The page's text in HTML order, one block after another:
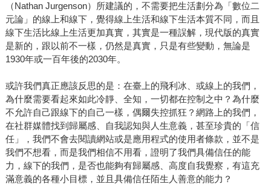
（Nathan Jurgenson）所建議的，不需要把生活劃分為「數位二
元論」的線上和線下，覺得線上生活和線下生活本質不同，而且
線下生活比線上生活更加真實，其實是一種誤解，現代版的真實
是新的，跟以前不一樣，仍然是真實，只是有些變動，無論是
1930年或一百年後的2030年。
或許我們真正應該反思的是：在臺上的飛利冰、或線上的我們，
為什麼需要看起來如此冷靜、全知，一切都在控制之中？為什麼
不允許自己跟線下的自己一樣，偶爾失控抓狂？網路上的我們，
在社群媒體找到歸屬感、自我認知與人生意義，甚至珍貴的「信
任」，我們不會去閱讀網站或是應用程式的使用者條款，並不是
我們不想看，而是我們相信不用看，證明了我們具備信任的能
力，線下的我們，是否也能夠有歸屬感、高度自我覺察，有這充
滿意義的各種小目標，並且具備信任陌生人善意的能力？